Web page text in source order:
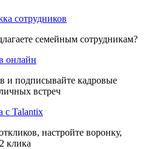
сотрудников
семейным сотрудникам?
онлайн
и подписывайте кадровые
встреч
с Talantix
настройте воронку,
клика